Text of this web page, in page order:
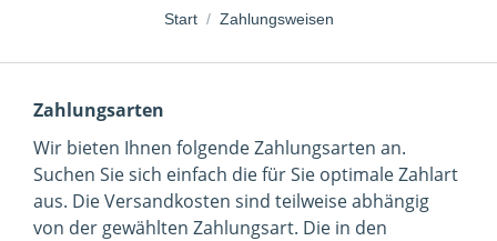
Sie befinden sich hier:
Start Zahlungsweisen
Zahlungsarten
Wir bieten Ihnen folgende Zahlungsarten an.
Suchen Sie sich einfach die für Sie optimale Zahlart
aus. Die Versandkosten sind teilweise abhängig
von der gewählten Zahlungsart. Die in den